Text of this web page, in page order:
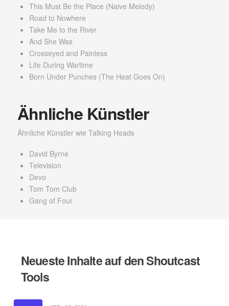
This Must Be the Place (Naive Melody)
Road to Nowhere
Take Me to the River
And She Was
Crosseyed and Painless
Life During Wartime
Born Under Punches (The Heat Goes On)
Ähnliche Künstler
Ähnliche Künstler wie Talking Heads
David Byrne
Television
Devo
Tom Tom Club
Gang of Four
Neueste Inhalte auf den Shoutcast
Tools